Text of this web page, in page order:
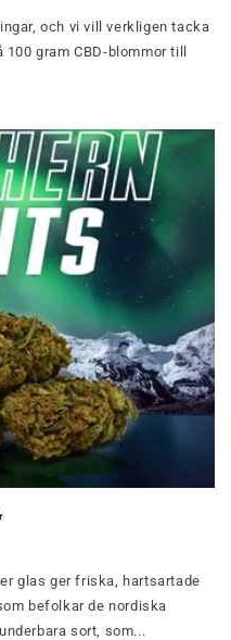
och vi vill verkligen tacka
gram CBD-blommor till
glas ger friska, hartsartade
befolkar de nordiska
sort, som...